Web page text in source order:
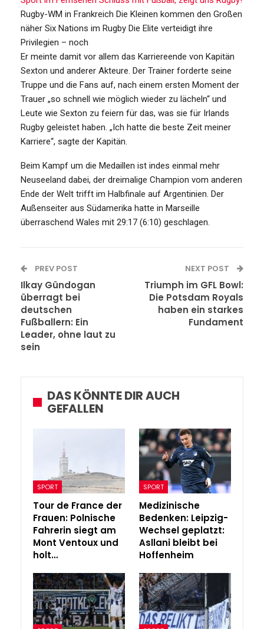
Rugby-WM in Frankreich Die Kleinen kommen den Großen
näher Six Nations im Rugby Die Elite verteidigt ihre
Privilegien – noch
Er meinte damit vor allem das Karriereende von Kapitän
Sexton und anderer Akteure. Der Trainer forderte seine
Truppe und die Fans auf, nach einem ersten Moment der
Trauer „so schnell wie möglich wieder zu lächeln“ und
Leute wie Sexton zu feiern für das, was sie für Irlands
Rugby geleistet haben. „Ich hatte die beste Zeit meiner
Karriere“, sagte der Kapitän.
Beim Kampf um die Medaillen ist indes einmal mehr
Neuseeland dabei, der dreimalige Champion vom anderen
Ende der Welt trifft im Halbfinale auf Argentinien. Der
Außenseiter aus Südamerika hatte in Marseille
überraschend Wales mit 29:17 (6:10) geschlagen.
PREV POST
Ilkay Gündogan
überragt bei
deutschen
Fußballern: Ein
Leader, ohne laut zu
sein
NEXT POST
Triumph im GFL Bowl:
Die Potsdam Royals
haben ein starkes
Fundament
DAS KÖNNTE DIR AUCH
GEFALLEN
SPORT
Tour de France der
Frauen: Polnische
Fahrerin siegt am
Mont Ventoux und
holt…
SPORT
Medizinische
Bedenken: Leipzig-
Wechsel geplatzt:
Asllani bleibt bei
Hoffenheim